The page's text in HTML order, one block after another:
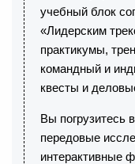
учебный блок
«Лидерским
практикумы,
командный и
квесты и
Вы погрузитесь
передовые
интерактивные